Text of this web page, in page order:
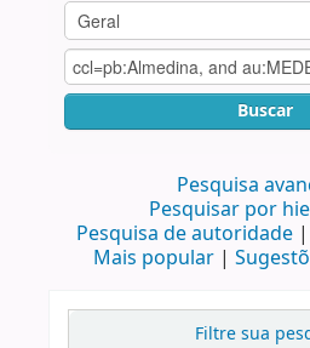
Buscar
Pesquisa
Pesquisar por
Pesquisa de autoridade
Mais popular
Filtre sua